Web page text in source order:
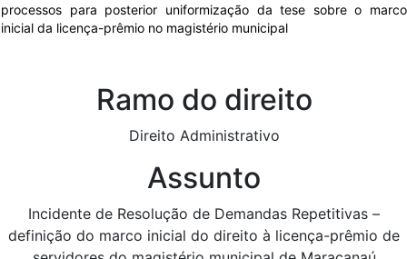
processos para posterior uniformização da tese sobre o marco
inicial da licença-prêmio no magistério municipal
Ramo do direito
Direito Administrativo
Assunto
Incidente de Resolução de Demandas Repetitivas –
definição do marco inicial do direito à licença-prêmio de